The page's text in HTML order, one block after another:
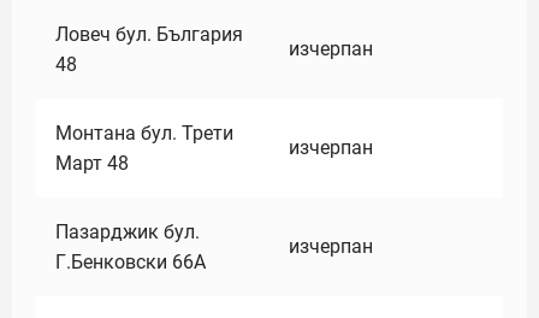
Ловеч бул. България
48
изчерпан
Монтана бул. Трети
Март 48
изчерпан
Пазарджик бул.
Г.Бенковски 66А
изчерпан